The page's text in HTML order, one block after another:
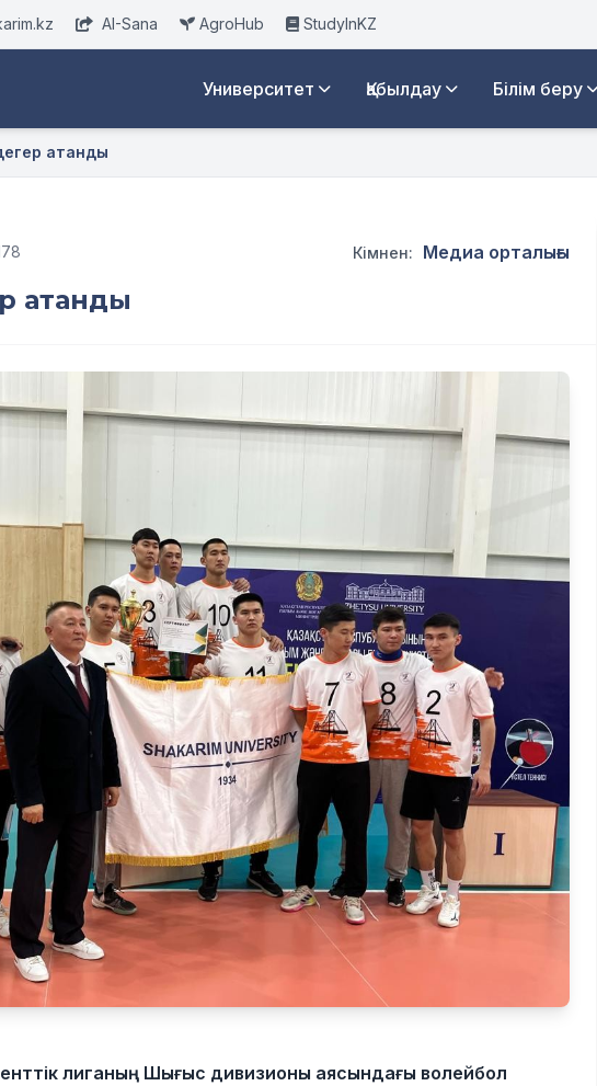
AI-Sana AgroHub StudyInKZ
Университет Қабылдау Білім беру
атанды
Кімнен: Медиа орталығы
атанды
лиганың Шығыс дивизионы аясындағы волейбол